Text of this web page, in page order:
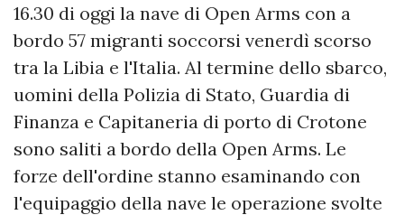
16.30 di oggi la nave di Open Arms con a
bordo 57 migranti soccorsi venerdì scorso
tra la Libia e l'Italia. Al termine dello sbarco,
uomini della Polizia di Stato, Guardia di
Finanza e Capitaneria di porto di Crotone
sono saliti a bordo della Open Arms. Le
forze dell'ordine stanno esaminando con
l'equipaggio della nave le operazione svolte